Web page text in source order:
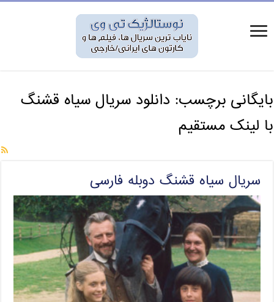
بایگانی برچسب: دانلود سریال سیاه قشنگ
با لینک مستقیم
سریال سیاه قشنگ دوبله فارسی